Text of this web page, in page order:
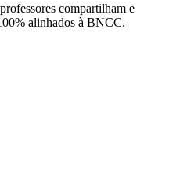
compartilham e
alinhados à BNCC.